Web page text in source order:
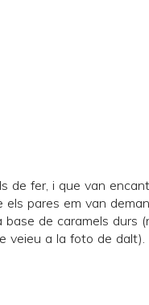
de fer, i que van
pares em van
de caramels durs
veieu a la foto de dalt).